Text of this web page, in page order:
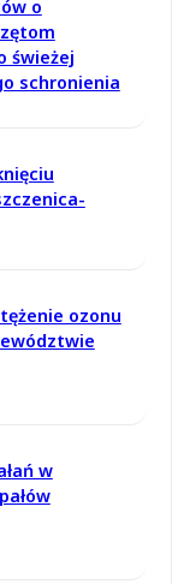
o
świeżej
schronienia
ozonu
w